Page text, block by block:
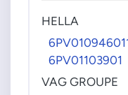
HELLA
6PV01103901
VAG GROUPE